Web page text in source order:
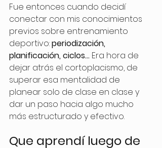
Fue entonces cuando decidí
conectar con mis conocimientos
previos sobre entrenamiento
deportivo: periodización,
planificación, ciclos... Era hora de
dejar atrás el cortoplacismo, de
superar esa mentalidad de
planear solo de clase en clase y
dar un paso hacia algo mucho
más estructurado y efectivo.
Que aprendí luego de